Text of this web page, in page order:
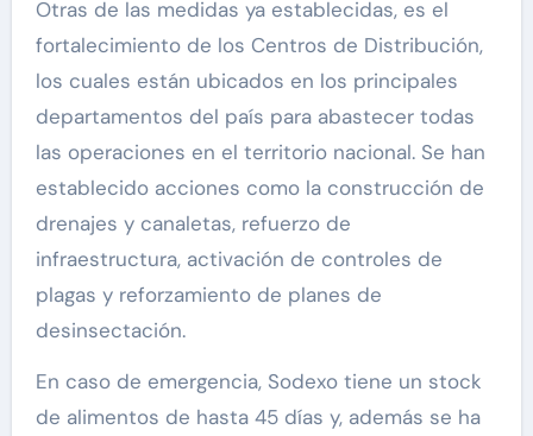
Otras de las medidas ya establecidas, es el
fortalecimiento de los Centros de Distribución,
los cuales están ubicados en los principales
departamentos del país para abastecer todas
las operaciones en el territorio nacional. Se han
establecido acciones como la construcción de
drenajes y canaletas, refuerzo de
infraestructura, activación de controles de
plagas y reforzamiento de planes de
desinsectación.
En caso de emergencia, Sodexo tiene un stock
de alimentos de hasta 45 días y, además se ha